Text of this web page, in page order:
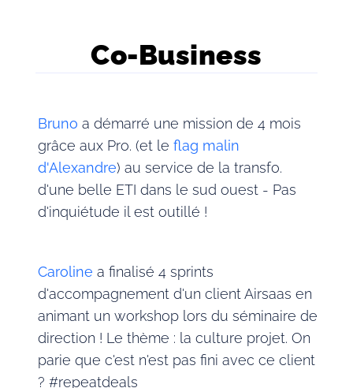
Co-Business
Bruno a démarré une mission de 4 mois
grâce aux Pro. (et le flag malin
d'Alexandre) au service de la transfo.
d'une belle ETI dans le sud ouest - Pas
d'inquiétude il est outillé !
Caroline a finalisé 4 sprints
d'accompagnement d'un client Airsaas en
animant un workshop lors du séminaire de
direction ! Le thème : la culture projet. On
parie que c'est n'est pas fini avec ce client
? #repeatdeals